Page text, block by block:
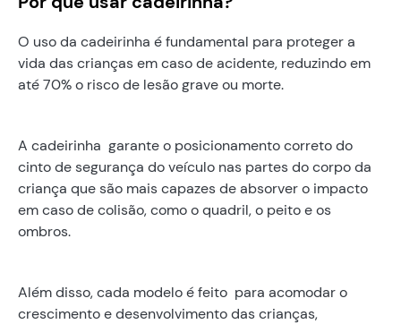
O uso da cadeirinha é fundamental para proteger a
vida das crianças em caso de acidente, reduzindo em
até 70% o risco de lesão grave ou morte.
A cadeirinha garante o posicionamento correto do
cinto de segurança do veículo nas partes do corpo da
criança que são mais capazes de absorver o impacto
em caso de colisão, como o quadril, o peito e os
ombros.
Além disso, cada modelo é feito para acomodar o
crescimento e desenvolvimento das crianças,